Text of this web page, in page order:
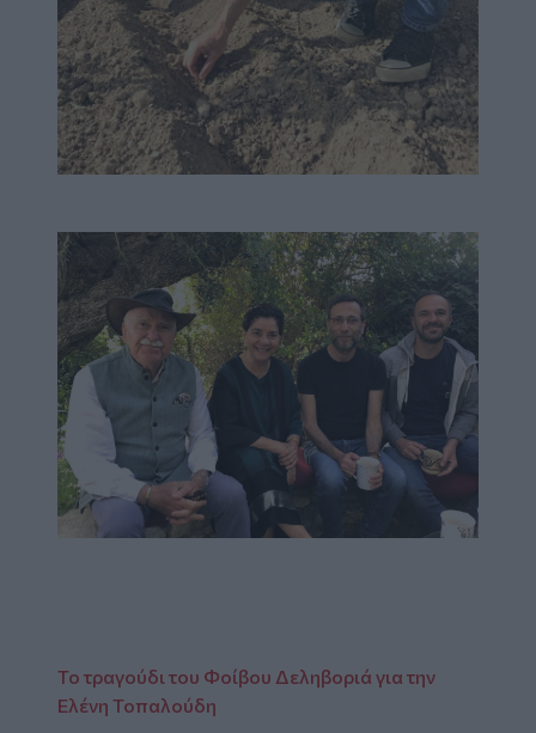
Το τραγούδι του Φοίβου Δεληβοριά για την
Ελένη Τοπαλούδη